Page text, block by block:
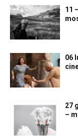
11
06
27
–